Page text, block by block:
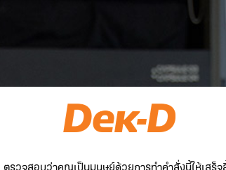
ตรวจสอบว่าคุณเป็นมนุษย์ด้วยการทำคำสั่งนี้ให้เสร็จ